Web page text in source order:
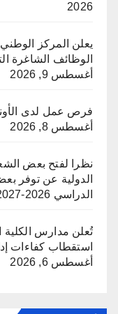
2026
يعلن المركز
الوظائف الشاغرة
أغسطس 9, 2026
فرص عمل لدى
أغسطس 8, 2026
نظرا لفتح بعض
الدولية عن توفر
الدراسي 2026-2027
تُعلن مدارس الكلية
استقطاب كفاءات إدارية
أغسطس 6, 2026